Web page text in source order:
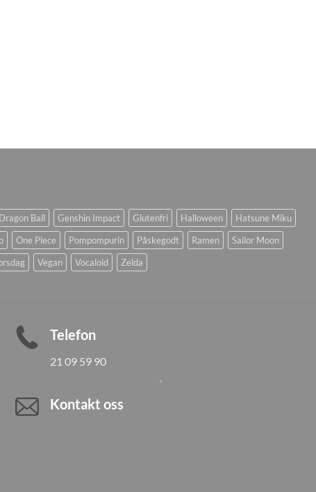
Dragon Ball Genshin Impact Glutenfri Halloween
Hatsune Miku
One Piece Pompompurin Påskegodt Ramen
Sailor Moon
Vegan Vocaloid Zelda
Telefon
21 09 59 90
Kontakt oss